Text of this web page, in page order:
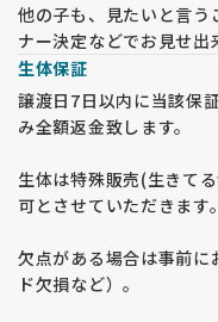
他の子も、見たいと言
ナー決定などでお見せ出
生体保証
譲渡日7日以内に当該保
み全額返金致します。
生体は特殊販売(生きて
可とさせていただきます。
欠点がある場合は事前に
ド欠損など）。